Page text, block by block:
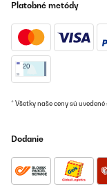
2025- très bien
elle chauffe un
Elle est facile a
laisser refroidir
Par contre il y a
enfants ca s est
Platobné metódy
* Všetky naše ceny sú uvedené
Dodanie